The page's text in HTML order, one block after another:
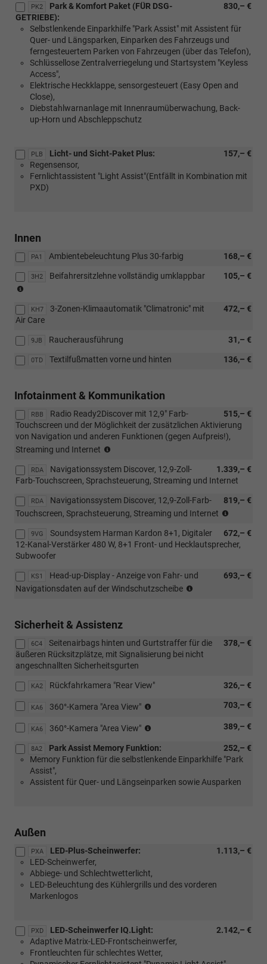
PK2 830,– €
Park & Komfort Paket (FÜR DSG-
GETRIEBE):
Selbstlenkende Einparkhilfe "Park Assist" mit Assistent für
Quer- und Längsparken, Einparken des Fahrzeugs und
ferngesteuertem Parken von Fahrzeugen (über das Telefon),
Schlüssellose Zentralverriegelung und Startsystem "Keyless
Access",
Elektrische Heckklappe, sensorgesteuert (Easy Open and
Close),
Diebstahlwarnanlage mit Innenraumüberwachung, Back-
up-Horn und Abschleppschutz
PLB 157,– €
Licht- und Sicht-Paket Plus:
Regensensor,
Fernlichtassistent "Light Assist"(Entfällt in Kombination mit
PXD)
Innen
PA1 168,– €
Ambientebeleuchtung Plus 30-farbig
3H2 105,– €
Beifahrersitzlehne vollständig umklappbar
Verbindung
mit:
ergoActive
Sitzpaket
Komfortsitze,
Polsterung
aus
ArtVelours/Stoff)
KH7 472,– €
3-Zonen-Klimaautomatik "Climatronic" mit
Air Care
9JB 31,– €
Raucherausführung
0TD 136,– €
Textilfußmatten vorne und hinten
Infotainment & Kommunikation
RBB 515,– €
Radio Ready2Discover mit 12,9" Farb-
Touchscreen und der Möglichkeit der zusätzlichen Aktivierung
von Navigation und anderen Funktionen (gegen Aufpreis!),
Streaming und Internet
Verbindung
mit
Volldigitales
Kombiinstrument
Cockpit
Pro")
RDA 1.339,– €
Navigationssystem Discover, 12,9-Zoll-
Farb-Touchscreen, Sprachsteuerung, Streaming und Internet
RDA 819,– €
Navigationssystem Discover, 12,9-Zoll-Farb-
Touchscreen, Sprachsteuerung, Streaming und Internet
mit:
9VG 672,– €
Soundsystem Harman Kardon 8+1, Digitaler
12-Kanal-Verstärker 480 W, 8+1 Front- und Hecklautsprecher,
Subwoofer
KS1 693,– €
Head-up-Display - Anzeige von Fahr- und
Navigationsdaten auf der Windschutzscheibe
Radio
Ready2Discover
Navigationssystem
Discover)
Sicherheit & Assistenz
6C4 378,– €
Seitenairbags hinten und Gurtstraffer für die
äußeren Rücksitzplätze, mit Signalisierung bei nicht
angeschnallten Sicherheitsgurten
KA2 326,– €
Rückfahrkamera "Rear View"
KA6 703,– €
360°-Kamera "Area View"
[RBB]
Radio
oder
KA6 389,– €
360°-Kamera "Area View"
Verbindung
mit
Radio
"Komfort")
8A2 252,– €
Park Assist Memory Funktion:
Memory Funktion für die selbstlenkende Einparkhilfe "Park
Assist",
Assistent für Quer- und Längseinparken sowie Ausparken
Außen
PXA 1.113,– €
LED-Plus-Scheinwerfer:
LED-Scheinwerfer,
Abbiege- und Schlechtwetterlicht,
LED-Beleuchtung des Kühlergrills und des vorderen
Markenlogos
PXD 2.142,– €
LED-Scheinwerfer IQ.Light:
Adaptive Matrix-LED-Frontscheinwerfer,
Frontleuchten für schlechtes Wetter,